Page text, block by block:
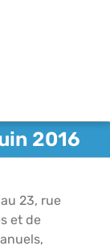
2016
23, rue
et de